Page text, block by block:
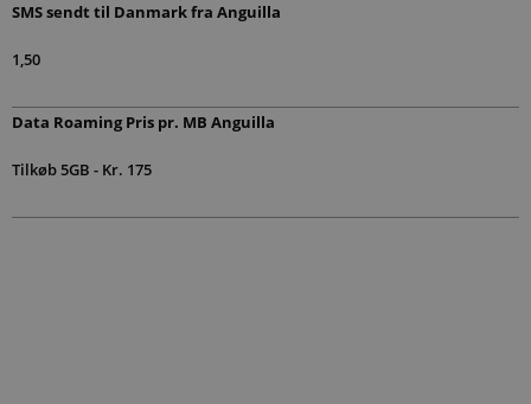
SMS sendt til Danmark fra Anguilla
1,50
Data Roaming Pris pr. MB Anguilla
Tilkøb 5GB - Kr. 175